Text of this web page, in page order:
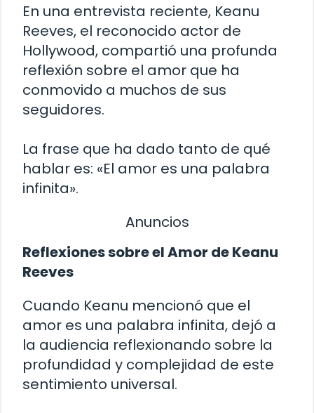
En una entrevista reciente, Keanu
Reeves, el reconocido actor de
Hollywood, compartió una profunda
reflexión sobre el amor que ha
conmovido a muchos de sus
seguidores.
La frase que ha dado tanto de qué
hablar es: «El amor es una palabra
infinita».
Anuncios
Reflexiones sobre el Amor de Keanu
Reeves
Cuando Keanu mencionó que el
amor es una palabra infinita, dejó a
la audiencia reflexionando sobre la
profundidad y complejidad de este
sentimiento universal.